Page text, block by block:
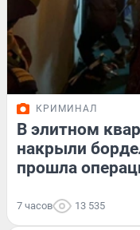
КРИМИНАЛ
В элитном
накрыли
прошла
7 часов 13 535